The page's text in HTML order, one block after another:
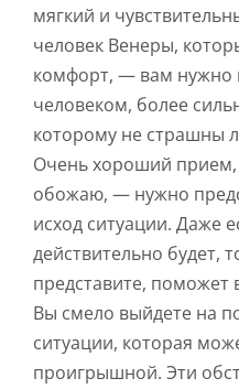
мягкий и
человек Венеры,
комфорт, — вам нужно
человеком, более
которому не страшны
Очень хороший прием,
обожаю, — нужно
исход ситуации. Даже
действительно будет,
представите, поможет
Вы смело выйдете на
ситуации, которая
проигрышной. Эти